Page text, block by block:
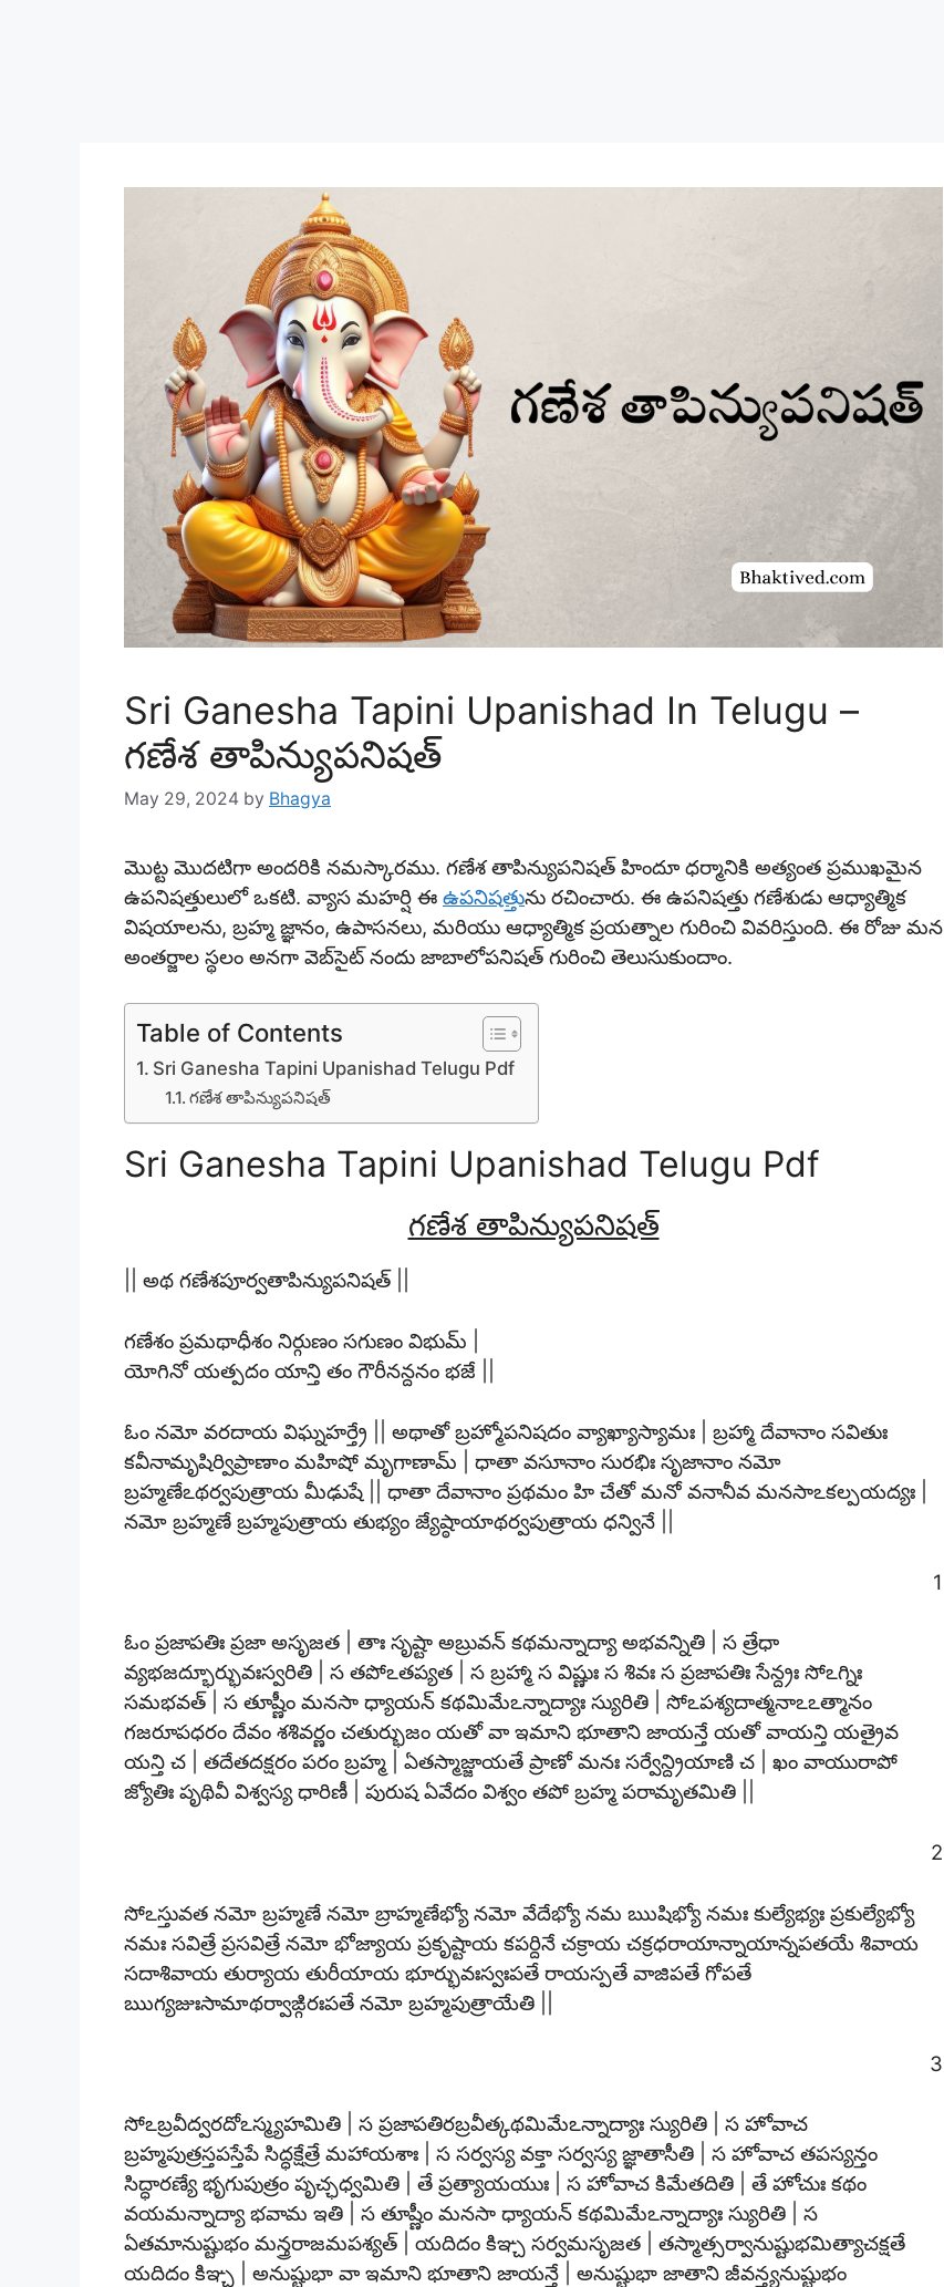
Sri Ganesha Tapini Upanishad In Telugu –
గణేశ తాపిన్యుపనిషత్
May 29, 2024 by Bhagya
మొట్ట మొదటిగా అందరికి నమస్కారము. గణేశ తాపిన్యుపనిషత్ హిందూ ధర్మానికి అత్యంత ప్రముఖమైన
ఉపనిషత్తులులో ఒకటి. వ్యాస మహర్షి ఈ ఉపనిషత్తును రచించారు. ఈ ఉపనిషత్తు గణేశుడు ఆధ్యాత్మిక
విషయాలను, బ్రహ్మ జ్ఞానం, ఉపాసనలు, మరియు ఆధ్యాత్మిక ప్రయత్నాల గురించి వివరిస్తుంది. ఈ రోజు మన
అంతర్జాల స్థలం అనగా వెబ్‌సైట్ నందు జాబాలోపనిషత్ గురించి తెలుసుకుందాం.
Table of Contents
Sri Ganesha Tapini Upanishad Telugu Pdf
గణేశ తాపిన్యుపనిషత్
Sri Ganesha Tapini Upanishad Telugu Pdf
గణేశ తాపిన్యుపనిషత్
|| అథ గణేశపూర్వతాపిన్యుపనిషత్ ||
గణేశం ప్రమథాధీశం నిర్గుణం సగుణం విభుమ్ |
యోగినో యత్పదం యాన్తి తం గౌరీనన్దనం భజే ||
ఓం నమో వరదాయ విఘ్నహర్త్రే || అథాతో బ్రహ్మోపనిషదం వ్యాఖ్యాస్యామః | బ్రహ్మా దేవానాం సవితుః
కవీనామృషిర్విప్రాణాం మహిషో మృగాణామ్ | ధాతా వసూనాం సురభిః సృజానాం నమో
బ్రహ్మణేఽథర్వపుత్రాయ మీఢుషే || ధాతా దేవానాం ప్రథమం హి చేతో మనో వనానీవ మనసాఽకల్పయద్యః |
నమో బ్రహ్మణే బ్రహ్మపుత్రాయ తుభ్యం జ్యేష్ఠాయాథర్వపుత్రాయ ధన్వినే ||
1
ఓం ప్రజాపతిః ప్రజా అసృజత | తాః సృష్టా అబ్రువన్ కథమన్నాద్యా అభవన్నితి | స త్రేధా
వ్యభజద్భూర్భువఃస్వరితి | స తపోఽతప్యత | స బ్రహ్మా స విష్ణుః స శివః స ప్రజాపతిః సేన్ద్రః సోఽగ్నిః
సమభవత్ | స తూష్ణీం మనసా ధ్యాయన్ కథమిమేఽన్నాద్యాః స్యురితి | సోఽపశ్యదాత్మనాఽఽత్మానం
గజరూపధరం దేవం శశివర్ణం చతుర్భుజం యతో వా ఇమాని భూతాని జాయన్తే యతో వాయన్తి యత్రైవ
యన్తి చ | తదేతదక్షరం పరం బ్రహ్మ | ఏతస్మాజ్జాయతే ప్రాణో మనః సర్వేన్ద్రియాణి చ | ఖం వాయురాపో
జ్యోతిః పృథివీ విశ్వస్య ధారిణీ | పురుష ఏవేదం విశ్వం తపో బ్రహ్మ పరామృతమితి ||
2
సోఽస్తువత నమో బ్రహ్మణే నమో బ్రాహ్మణేభ్యో నమో వేదేభ్యో నమ ఋషిభ్యో నమః కుల్యేభ్యః ప్రకుల్యేభ్యో
నమః సవిత్రే ప్రసవిత్రే నమో భోజ్యాయ ప్రకృష్టాయ కపర్దినే చక్రాయ చక్రధరాయాన్నాయాన్నపతయే శివాయ
సదాశివాయ తుర్యాయ తురీయాయ భూర్భువఃస్వఃపతే రాయస్పతే వాజిపతే గోపతే
ఋగ్యజుఃసామాథర్వాఙ్గిరఃపతే నమో బ్రహ్మపుత్రాయేతి ||
3
సోఽబ్రవీద్వరదోఽస్మ్యహమితి | స ప్రజాపతిరబ్రవీత్కథమిమేఽన్నాద్యాః స్యురితి | స హోవాచ
బ్రహ్మపుత్రస్తపస్తేపే సిద్ధక్షేత్రే మహాయశాః | స సర్వస్య వక్తా సర్వస్య జ్ఞాతాసీతి | స హోవాచ తపస్యన్తం
సిద్ధారణ్యే భృగుపుత్రం పృచ్ఛధ్వమితి | తే ప్రత్యాయయుః | స హోవాచ కిమేతదితి | తే హోచుః కథం
వయమన్నాద్యా భవామ ఇతి | స తూష్ణీం మనసా ధ్యాయన్ కథమిమేఽన్నాద్యాః స్యురితి | స
ఏతమానుష్టుభం మన్త్రరాజమపశ్యత్ | యదిదం కిఞ్చ సర్వమసృజత | తస్మాత్సర్వానుష్టుభమిత్యాచక్షతే
యదిదం కిఞ్చ | అనుష్టుభా వా ఇమాని భూతాని జాయన్తే | అనుష్టుభా జాతాని జీవన్త్యనుష్టుభం